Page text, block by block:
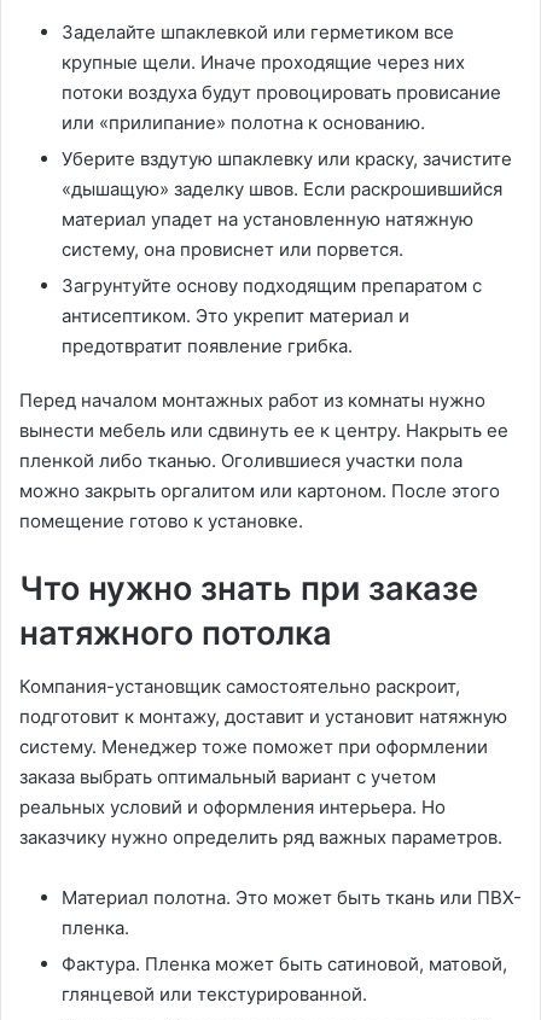
Заделайте шпаклевкой или герметиком все
крупные щели. Иначе проходящие через них
потоки воздуха будут провоцировать провисание
или «прилипание» полотна к основанию.
Уберите вздутую шпаклевку или краску, зачистите
«дышащую» заделку швов. Если раскрошившийся
материал упадет на установленную натяжную
систему, она провиснет или порвется.
Загрунтуйте основу подходящим препаратом с
антисептиком. Это укрепит материал и
предотвратит появление грибка.
Перед началом монтажных работ из комнаты нужно
вынести мебель или сдвинуть ее к центру. Накрыть ее
пленкой либо тканью. Оголившиеся участки пола
можно закрыть оргалитом или картоном. После этого
помещение готово к установке.
Что нужно знать при заказе
натяжного потолка
Компания-установщик самостоятельно раскроит,
подготовит к монтажу, доставит и установит натяжную
систему. Менеджер тоже поможет при оформлении
заказа выбрать оптимальный вариант с учетом
реальных условий и оформления интерьера. Но
заказчику нужно определить ряд важных параметров.
Материал полотна. Это может быть ткань или ПВХ-
пленка.
Фактура. Пленка может быть сатиновой, матовой,
глянцевой или текстурированной.